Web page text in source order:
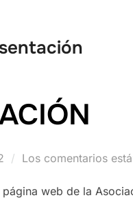
Los comentarios
web de la